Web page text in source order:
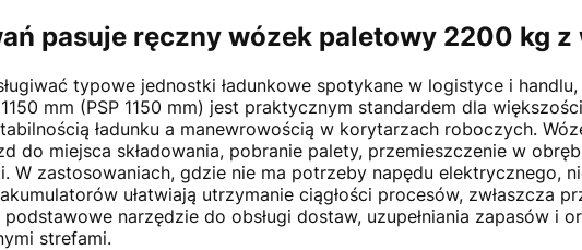
pasuje ręczny wózek paletowy 2200 kg z
typowe jednostki ładunkowe spotykane w logistyce i
mm (PSP 1150 mm) jest praktycznym standardem dla
ładunku a manewrowością w korytarzach roboczych.
do miejsca składowania, pobranie palety, przemieszczenie w
W zastosowaniach, gdzie nie ma potrzeby napędu elektrycznego,
ułatwiają utrzymanie ciągłości procesów, zwłaszcza
narzędzie do obsługi dostaw, uzupełniania zapasów i
strefami.